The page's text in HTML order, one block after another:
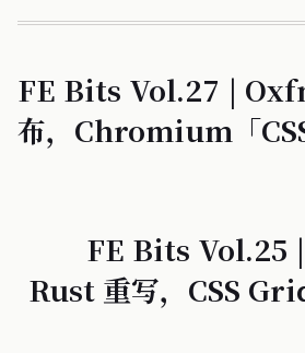
FE Bits Vol.27 |
布，Chromium「
FE Bits Vol.25
Rust 重写，CSS